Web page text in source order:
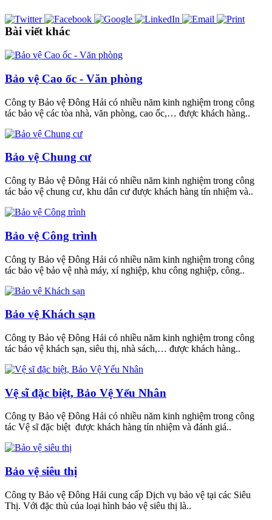
Bài viết khác
Bảo vệ Cao ốc - Văn phòng
Công ty Bảo vệ Đông Hải có nhiều năm kinh nghiệm trong công
tác bảo vệ các tòa nhà, văn phòng, cao ốc,… được khách hàng..
Bảo vệ Chung cư
Công ty Bảo vệ Đông Hải có nhiều năm kinh nghiệm trong công
tác bảo vệ chung cư, khu dân cư được khách hàng tín nhiệm và..
Bảo vệ Công trình
Công ty Bảo vệ Đông Hải có nhiều năm kinh nghiệm trong công
tác bảo vệ bảo vệ nhà máy, xí nghiệp, khu công nghiệp, công..
Bảo vệ Khách sạn
Công ty Bảo vệ Đông Hải có nhiều năm kinh nghiệm trong công
tác bảo vệ khách sạn, siêu thị, nhà sách,… được khách hàng..
Vệ sĩ đặc biệt, Bảo Vệ Yếu Nhân
Công ty Bảo vệ Đông Hải có nhiều năm kinh nghiệm trong công
tác Vệ sĩ đặc biệt được khách hàng tín nhiệm và đánh giá..
Bảo vệ siêu thị
Công ty Bảo vệ Đông Hải cung cấp Dịch vụ bảo vệ tại các Siêu
Thị. Với đặc thù của loại hình bảo vệ siêu thị là..